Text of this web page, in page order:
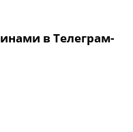
в Телеграм-